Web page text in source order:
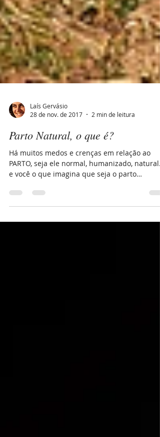
Laís Gervásio
28 de nov. de 2017
2 min de leitura
Parto Natural, o que é?
Há muitos medos e crenças em relação ao
PARTO, seja ele normal, humanizado, natural...